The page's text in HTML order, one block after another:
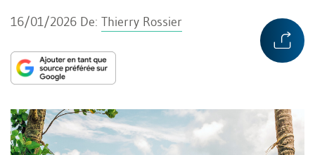
16/01/2026 De: Thierry Rossier